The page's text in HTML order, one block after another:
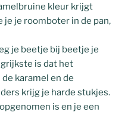
kleur krijgt
je je roomboter in de pan,
je beetje bij beetje je
is dat het
karamel en de
krijg je harde stukjes.
is en je een